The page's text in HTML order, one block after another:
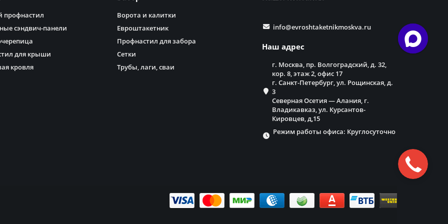
профнастил
сэндвич-панели
для крыши
кровля
Ворота и калитки
Евроштакетник
Профнастил для забора
Сетки
Трубы, лаги, сваи
info@evroshtaketnikmoskva.ru
Наш адрес
г. Москва, пр. Волгоградский, д. 32,
кор. 8, этаж 2, офис 17
г. Санкт-Петербург, ул. Рощинская, д.
3
Северная Осетия — Алания, г.
Владикавказ, ул. Курсантов-
Кировцев, д,15
Режим работы офиса: Круглосуточно